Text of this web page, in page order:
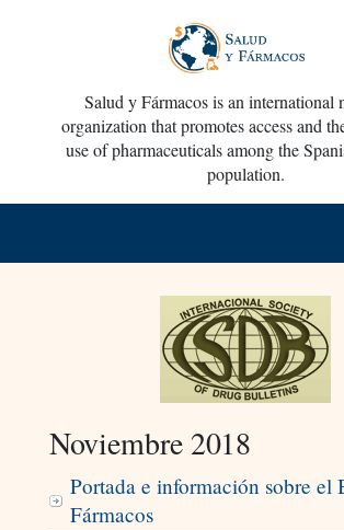
Salud y Fármacos is an international
organization that promotes access and
use of pharmaceuticals among the
population.
Noviembre 2018
Portada e información sobre el
Fármacos